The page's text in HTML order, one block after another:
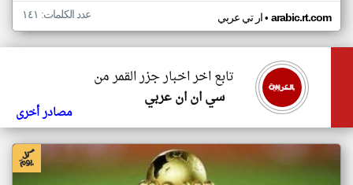
ار تي عربي• arabic.rt.com عدد الكلمات: ١٤١
تابع اخر اخبار جزر القمر من
سي ان ان عربي
مصادر أخرى